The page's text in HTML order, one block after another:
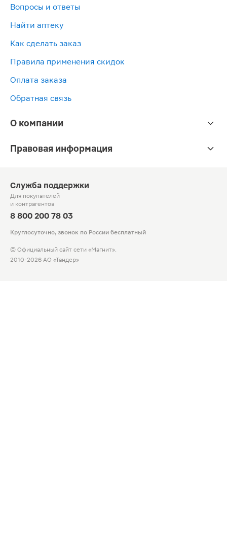
Вопросы и ответы
Найти аптеку
Как сделать заказ
Правила применения скидок
Оплата заказа
Обратная связь
О компании
Правовая информация
Служба поддержки
Для покупателей
и контрагентов
8 800 200 78 03
Круглосуточно, звонок по России бесплатный
© Официальный сайт сети «Магнит».
2010-2026 АО «Тандер»